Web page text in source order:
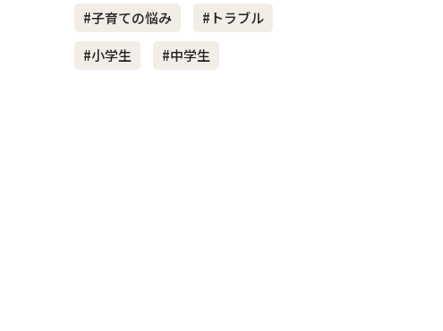
#共働き夫婦 #産休
#子育ての悩み
#トラブル
#小学生
#中学生